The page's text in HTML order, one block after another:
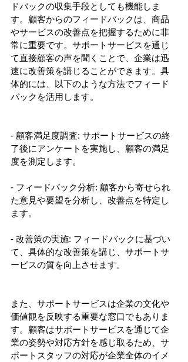
ドバックの収集手段としても機能しま
す。顧客からのフィードバックは、商品
やサービスの改善点を把握するために非
常に重要です。サポートサービスを通じ
て直接顧客の声を聞くことで、企業は迅
速に改善策を講じることができます。具
体的には、以下のような方法でフィード
バックを活用します。
- 顧客満足度調査: サポートサービスの終
了後にアンケートを実施し、顧客の満足
度を測定します。
- フィードバック分析: 顧客から寄せられ
た意見や要望を分析し、改善点を特定し
ます。
- 改善策の実施: フィードバックに基づい
て、具体的な改善策を講じ、サポートサ
ービスの質を向上させます。
また、サポートサービスは企業の文化や
価値観を反映する重要な窓口でもありま
す。顧客はサポートサービスを通じて企
業の姿勢や対応方針を感じ取るため、サ
ポートスタッフの対応が企業全体のイメ